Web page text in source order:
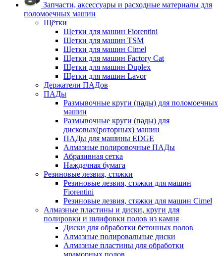
Запчасти, аксессуары и расходные материалы для
поломоечных машин
Щётки
Щетки для машин Fiorentini
Щетки для машин TSM
Щетки для машин Cimel
Щетки для машин Factory Cat
Щетки для машин Duplex
Щетки для машин Lavor
Держатели ПАДов
ПАДы
Размывочные круги (пады) для поломоечных
машин
Размывочные круги (пады) для
дисковых(роторных) машин
ПАДы для машины EDGE
Алмазные полировочные ПАДы
Абразивная сетка
Наждачная бумага
Резиновые лезвия, стяжки
Резиновые лезвия, стяжки для машин
Fiorentini
Резиновые лезвия, стяжки для машин Cimel
Алмазные пластины и диски, круги для
полировки и шлифовки полов из камня
Диски для обработки бетонных полов
Алмазные полировальные диски
Алмазные пластины для обработки